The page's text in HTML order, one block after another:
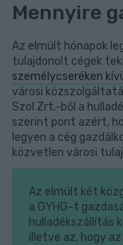
Mennyire
Az elmúlt hónapok
tulajdonolt cégek
személycseréken
városi
Szol Zrt.-ből a
szerint pont azért,
legyen a cég
közvetlen városi
Az elmúlt két
a GYHG-t
hulladékszállítás
illetve az, hogy